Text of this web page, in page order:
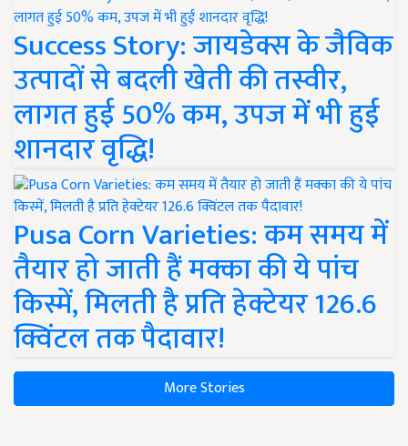
Success Story: जायडेक्स के जैविक
उत्पादों से बदली खेती की तस्वीर,
लागत हुई 50% कम, उपज में भी हुई
शानदार वृद्धि!
Pusa Corn Varieties: कम समय में
तैयार हो जाती हैं मक्का की ये पांच
किस्में, मिलती है प्रति हेक्टेयर 126.6
क्विंटल तक पैदावार!
More Stories